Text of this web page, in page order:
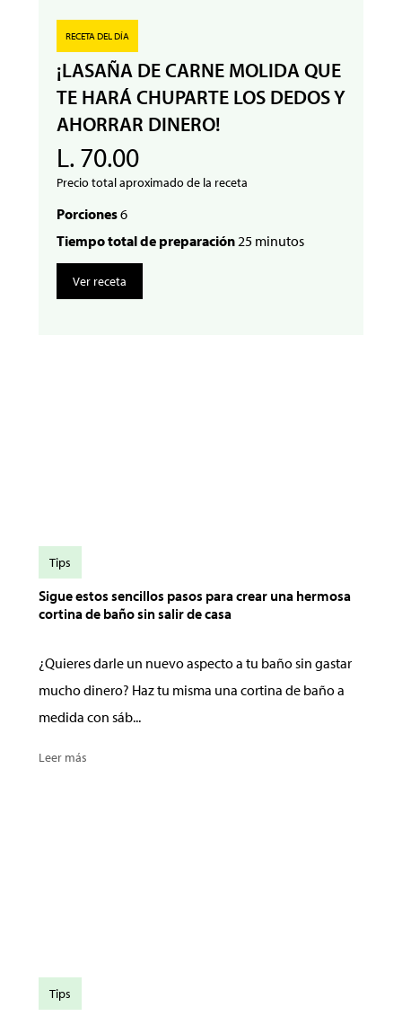
RECETA DEL DÍA
¡LASAÑA DE CARNE MOLIDA QUE
TE HARÁ CHUPARTE LOS DEDOS Y
AHORRAR DINERO!
L. 70.00
Precio total aproximado de la receta
Porciones6
Tiempo total de preparación25 minutos
Ver receta
Sigue estos sencillos pasos para crear una hermosa
cortina de baño sin salir de casa
¿Quieres darle un nuevo aspecto a tu baño sin gastar
mucho dinero? Haz tu misma una cortina de baño a
medida con sáb...
Leer más
Tips
Tips